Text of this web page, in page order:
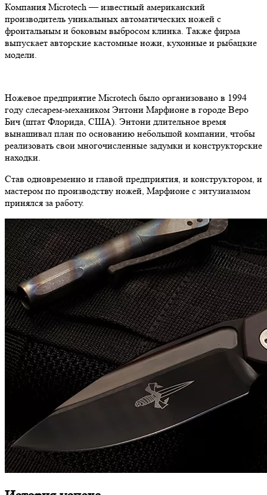
Компания Microtech — известный американский
производитель уникальных автоматических ножей с
фронтальным и боковым выбросом клинка. Также фирма
выпускает авторские кастомные ножи, кухонные и рыбацкие
модели.
Ножевое предприятие Microtech было организовано в 1994
году слесарем-механиком Энтони Марфионе в городе Веро
Бич (штат Флорида, США). Энтони длительное время
вынашивал план по основанию небольшой компании, чтобы
реализовать свои многочисленные задумки и конструкторские
находки.
Став одновременно и главой предприятия, и конструктором, и
мастером по производству ножей, Марфионе с энтузиазмом
принялся за работу.